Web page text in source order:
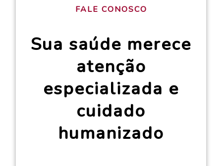
FALE CONOSCO
Sua saúde merece
atenção
especializada e
cuidado
humanizado